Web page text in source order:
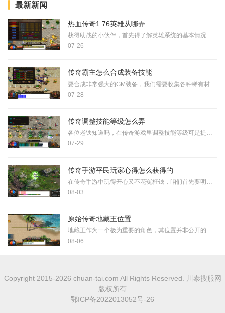
最新新闻
热血传奇1.76英雄从哪弄
获得助战的小伙伴，首先得了解英雄系统的基本情况。英雄指的是游戏里可以帮忙战斗的特殊伙伴，他们有不同的属性和技能，能够大大增强你的实力。在开始领取英雄之前，你需要先
07-26
传奇霸主怎么合成装备技能
要合成非常强大的GM装备，我们需要收集各种稀有材料。这些材料包括高级矿石和高级宝石等，而且合成过程需要一定的技能和经验。大家可以收集GM装备合成所需要的材料，这些材料通
07-28
传奇调整技能等级怎么弄
各位老铁知道吗，在传奇游戏里调整技能等级可是提升咱们战斗力的关键途径，通过击杀世界BOSS和挑战尸王殿这些强力副本，咱们就有机会获得那些稀有的高级技能书，另外在蜈蚣洞和
07-29
传奇手游平民玩家心得怎么获得的
在传奇手游中玩得开心又不花冤枉钱，咱们首先要明白游戏的核心是体验过程。对于咱们普通小伙伴来说，学会规划游戏内的资源特别重要。每个月给自己定个小目标，想好要在游戏里
08-03
原始传奇地藏王位置
地藏王作为一个极为重要的角色，其位置并非公开的秘密。通过游戏内的线索和玩家探索，可以确认地藏王一般位于游戏的隐秘区域——幽冥谷地。幽冥谷地是一个神秘而危险的地方，
08-06
Copyright 2015-2026 chuan-tai.com All Rights Reserved. 川泰搜服网
版权所有
鄂ICP备2022013052号-26